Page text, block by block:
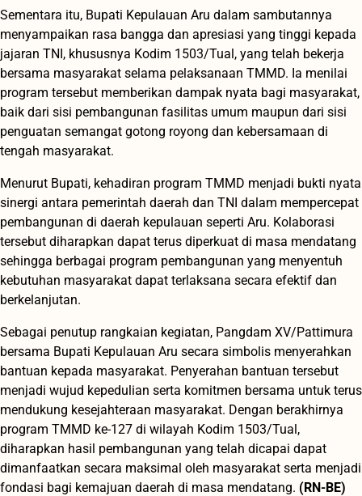
Sementara itu, Bupati Kepulauan Aru dalam sambutannya
menyampaikan rasa bangga dan apresiasi yang tinggi kepada
jajaran TNI, khususnya Kodim 1503/Tual, yang telah bekerja
bersama masyarakat selama pelaksanaan TMMD. Ia menilai
program tersebut memberikan dampak nyata bagi masyarakat,
baik dari sisi pembangunan fasilitas umum maupun dari sisi
penguatan semangat gotong royong dan kebersamaan di
tengah masyarakat.
Menurut Bupati, kehadiran program TMMD menjadi bukti nyata
sinergi antara pemerintah daerah dan TNI dalam mempercepat
pembangunan di daerah kepulauan seperti Aru. Kolaborasi
tersebut diharapkan dapat terus diperkuat di masa mendatang
sehingga berbagai program pembangunan yang menyentuh
kebutuhan masyarakat dapat terlaksana secara efektif dan
berkelanjutan.
Sebagai penutup rangkaian kegiatan, Pangdam XV/Pattimura
bersama Bupati Kepulauan Aru secara simbolis menyerahkan
bantuan kepada masyarakat. Penyerahan bantuan tersebut
menjadi wujud kepedulian serta komitmen bersama untuk terus
mendukung kesejahteraan masyarakat. Dengan berakhirnya
program TMMD ke-127 di wilayah Kodim 1503/Tual,
diharapkan hasil pembangunan yang telah dicapai dapat
dimanfaatkan secara maksimal oleh masyarakat serta menjadi
fondasi bagi kemajuan daerah di masa mendatang. (RN-BE)